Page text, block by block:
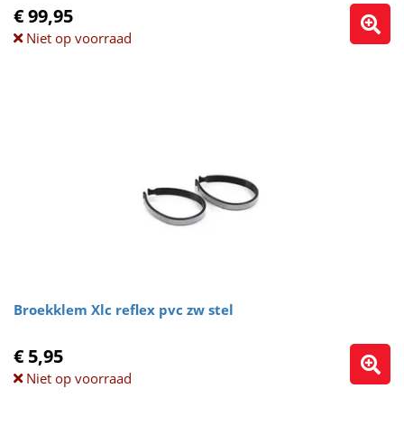
€ 99,95
Niet op voorraad
Broekklem Xlc reflex pvc zw stel
€ 5,95
Niet op voorraad